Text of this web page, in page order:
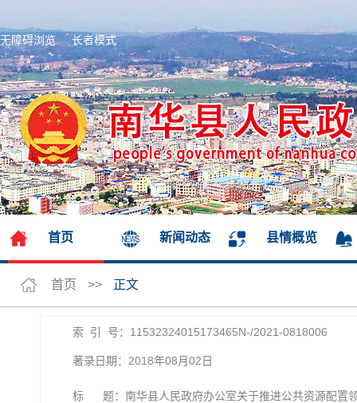
无障碍浏览 长者模式
首页 新闻动态 县情概览
首页 >> 正文
索 引 号：11532324015173465N-/2021-0818006
著录日期：2018年08月02日
标 题：南华县人民政府办公室关于推进公共资源配置